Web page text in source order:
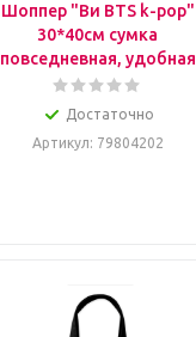
Шоппер "Ви BTS k-pop"
30*40см сумка
повседневная, удобная
Достаточно
Артикул: 79804202